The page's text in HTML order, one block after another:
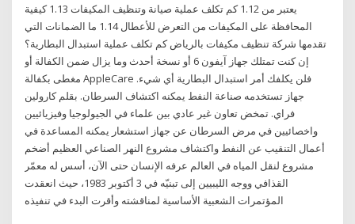
يعتبر من 1.12 كم تكلف عملية صيانة وتنظيف المكيفات 1.13 كيفية
المحافظة على المكيفات من التعرض للأعطال 1.14 ما الضمانات التي
تقدمها شركة تنظيف مكيفات بالرياض كم تكلف عملية استبدال البطارية؟
إن كنت تمتلك جهاز آيفون 6 أو نسخة أحدث وما يزال ضمن الكفالة أو
مغطى بكفالة AppleCare فلن يكلفك أمر استبدال البطارية أي شيء.
جهاز تستخدمه صناعة النفط يمكنه اكتشاف السرطان. بقلم كارولين
فراي. تمخض تعاون غير عادي بين علماء في الجيولوجيا وفيزيائيين
واخصائيين في مرض السرطان عن جهاز استشعار يمكنه المساعدة في
أعمال التنقيب عن النفط واكتشاف مشروع النهر الصناعي العظيم أضخم
مشروع لنقل المياه في العالم عرفه الإنسان حتى الآن، أسس له معمّر
القذافي ووجه الليبيين إلى تبنيّه في 3 أكتوبر 1983، حيث انعقدت
المؤتمرات الشعبية الأساسية لمناقشته وأقرت البدء في تنفيذه